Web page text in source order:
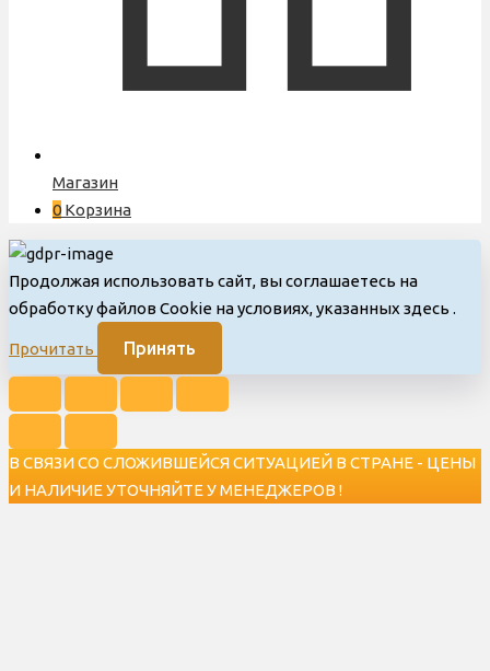
Магазин
0 Корзина
Продолжая использовать сайт, вы соглашаетесь на
обработку файлов Cookie на условиях, указанных здесь .
Прочитать Принять
В СВЯЗИ СО СЛОЖИВШЕЙСЯ СИТУАЦИЕЙ В СТРАНЕ - ЦЕНЫ
И НАЛИЧИЕ УТОЧНЯЙТЕ У МЕНЕДЖЕРОВ !